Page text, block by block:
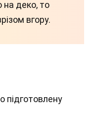
на деко, то
вгору.